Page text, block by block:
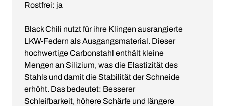
Rostfrei: ja
Black Chili nutzt für ihre Klingen ausrangierte
LKW-Federn als Ausgangsmaterial. Dieser
hochwertige Carbonstahl enthält kleine
Mengen an Silizium, was die Elastizität des
Stahls und damit die Stabilität der Schneide
erhöht. Das bedeutet: Besserer
Schleifbarkeit, höhere Schärfe und längere